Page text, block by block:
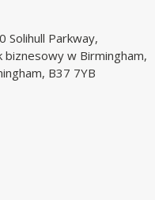
Solihull Parkway,
biznesowy w Birmingham,
B37 7YB